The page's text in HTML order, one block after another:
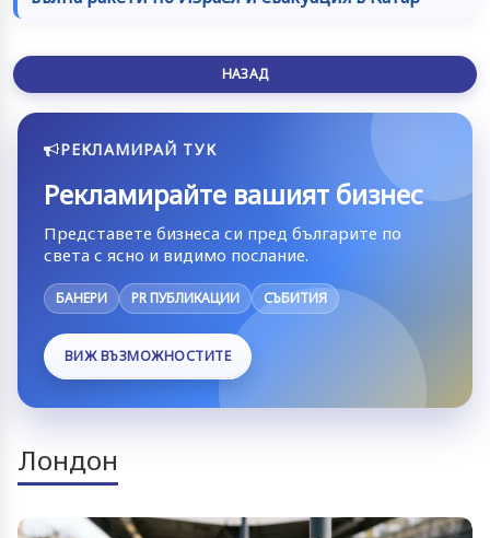
НАЗАД
РЕКЛАМИРАЙ ТУК
Рекламирайте вашият бизнес
Представете бизнеса си пред българите по
света с ясно и видимо послание.
БАНЕРИ PR ПУБЛИКАЦИИ СЪБИТИЯ
ВИЖ ВЪЗМОЖНОСТИТЕ
Лондон